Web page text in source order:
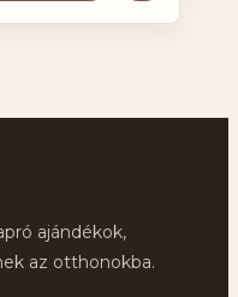
ajándékok,
az otthonokba.